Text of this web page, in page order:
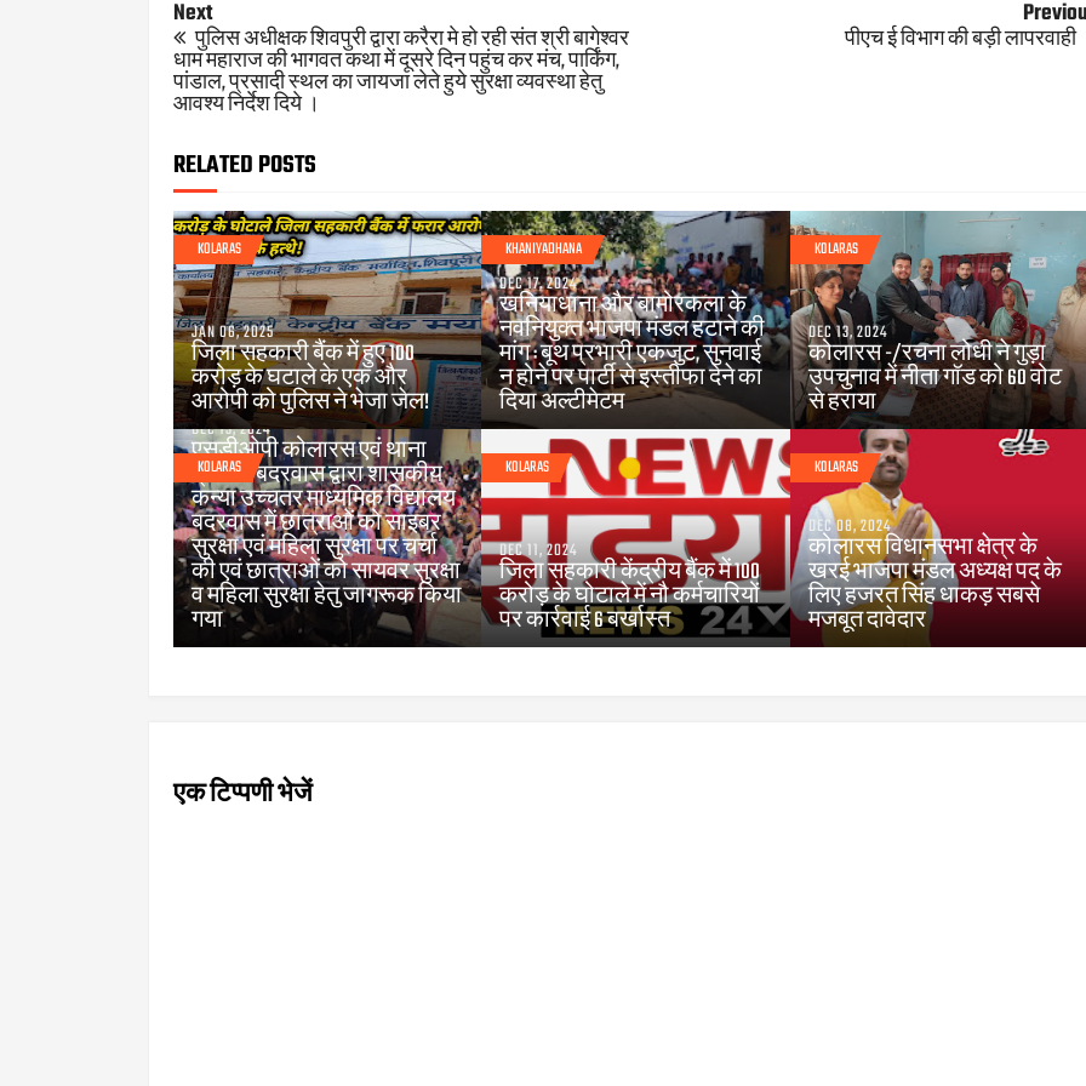
Next
पुलिस अधीक्षक शिवपुरी द्वारा करैरा मे हो रही संत श्री बागेश्वर
धाम महाराज की भागवत कथा में दूसरे दिन पहुंच कर मंच, पार्किंग,
पांडाल, प्रसादी स्थल का जायजा लेते हुये सुरक्षा व्यवस्था हेतु
आवश्य निर्देश दिये ।
पीएच ई विभाग की बड़ी लापरवाही
RELATED POSTS
KOLARAS
JAN 06, 2025
जिला सहकारी बैंक में हुए 100
करोड़ के घटाले के एक और
आरोपी को पुलिस ने भेजा जेल!
KHANIYADHANA
DEC 17, 2024
खनियाधाना और बामोरकला के
नवनियुक्त भाजपा मंडल हटाने की
मांग : बूथ प्रभारी एकजुट, सुनवाई
न होने पर पार्टी से इस्तीफा देने का
दिया अल्टीमेटम
KOLARAS
DEC 13, 2024
कोलारस -/रचना लोधी ने गुड़ा
उपचुनाव में नीता गॉड को 60 वोट
से हराया
KOLARAS
DEC 13, 2024
एसडीओपी कोलारस एवं थाना
प्रभारी बदरवास द्वारा शासकीय
कन्या उच्चतर माध्यमिक विद्यालय
बदरवास में छात्राओं को साइबर
सुरक्षा एवं महिला सुरक्षा पर चर्चा
की एवं छात्राओं को सायवर सुरक्षा
व महिला सुरक्षा हेतु जागरूक किया
गया
KOLARAS
DEC 11, 2024
जिला सहकारी केंद्रीय बैंक में 100
करोड़ के घोटाले में नौ कर्मचारियों
पर कार्रवाई 6 बर्खास्त
KOLARAS
DEC 08, 2024
कोलारस विधानसभा क्षेत्र के
खरई भाजपा मंडल अध्यक्ष पद के
लिए हजरत सिंह धाकड़ सबसे
मजबूत दावेदार
एक टिप्पणी भेजें